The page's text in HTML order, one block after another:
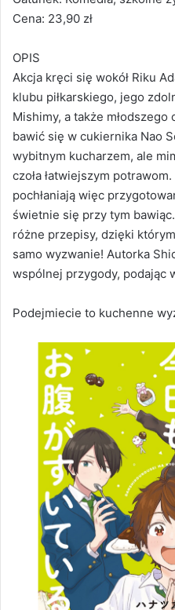
Cena: 23,90 zł
OPIS
Akcja kręci się wokół Riku
klubu piłkarskiego, jego
Mishimy, a także
bawić się w cukiernika Nao
wybitnym kucharzem, ale
czoła łatwiejszym
pochłaniają więc
świetnie się przy tym
różne przepisy, dzięki
samo wyzwanie! Autorka
wspólnej przygody, podając
Podejmiecie to kuchenne